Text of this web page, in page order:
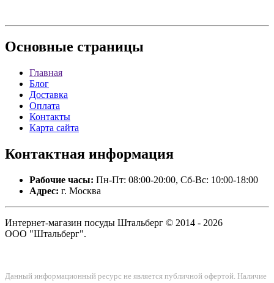
Основные страницы
Главная
Блог
Доставка
Оплата
Контакты
Карта сайта
Контактная информация
Рабочие часы: Пн-Пт: 08:00-20:00, Сб-Вс: 10:00-18:00
Адрес: г. Москва
Интернет-магазин посуды Штальберг © 2014 - 2026
ООО "Штальберг".
Данный информационный ресурс не является публичной офертой. Наличие